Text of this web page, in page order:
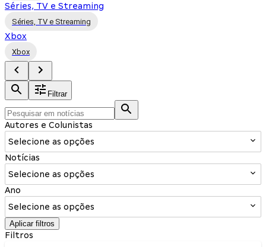
Séries, TV e Streaming
Séries, TV e Streaming
Xbox
Xbox
Filtrar
Autores e Colunistas
Selecione as opções
Notícias
Selecione as opções
Ano
Selecione as opções
Aplicar filtros
Filtros